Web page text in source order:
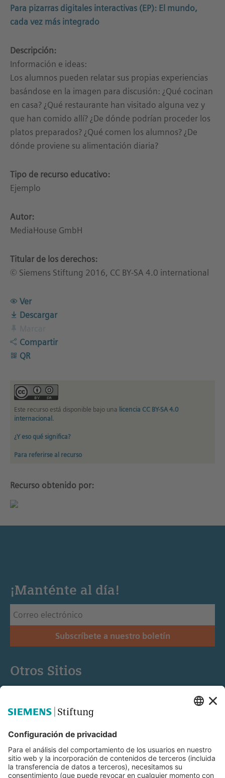
Para pizarras digitales interactivas (EP): El mundo,
cada vez más integrado
Descripción:
Información e ideas:
Los alumnos pueden relatar sus propias experiencias
basándose en la imagen para discusión: ¿Qué cocinan
en casa? ¿Qué restaurante han visitado alguna vez y
que han comido allí? ¿De dónde podrían proceder los
platos preparados? ¿Qué comen los alumnos? ¿De
dónde proviene su alimentación diaria?
Tipo de recurso educativo:
Ejemplo
Autor:
MediaHouse GmbH
Titular de los derechos:
© Siemens Stiftung 2016, CC BY-SA 4.0 international
Ver
Descargar
Compartir
QR
Este recurso está disponible bajo una licencia CC BY-SA 4.0
internacional.
¿Y eso qué significa?
Para referirse al recurso
Recurso obtenido por:
¡Manténte al día!
Subscríbete a nuestro boletín
Otros Sitios
Educación STEM
Mediaportal